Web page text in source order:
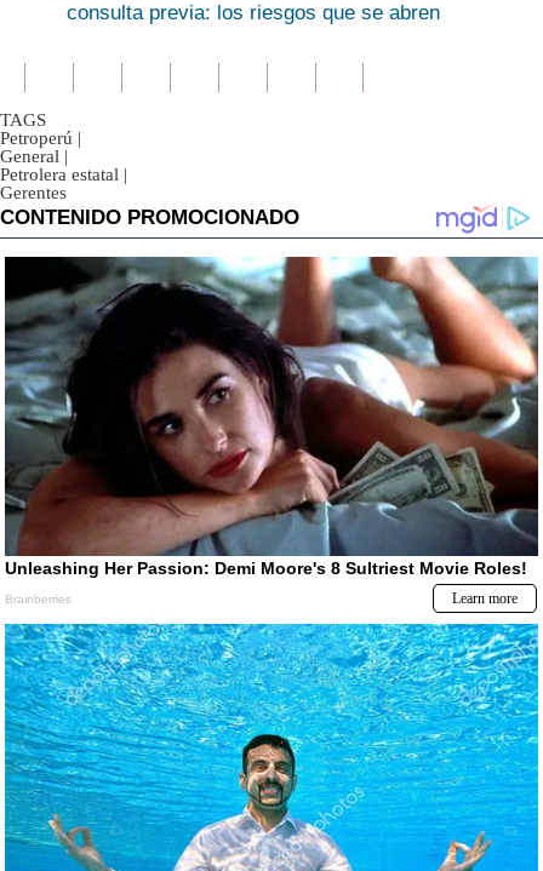
consulta previa: los riesgos que se abren
TAGS
Petroperú |
General |
Petrolera estatal |
Gerentes